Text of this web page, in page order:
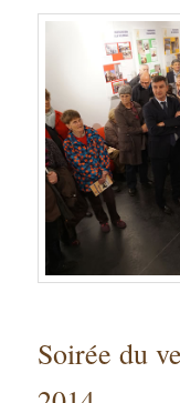
Soirée du